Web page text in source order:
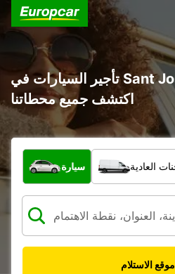
تأجير السيارات في Sant Josep de sa Talaia :
اكتشف جميع محطاتنا
ما نوع المركبة؟
سيارة العادية
الاستلام